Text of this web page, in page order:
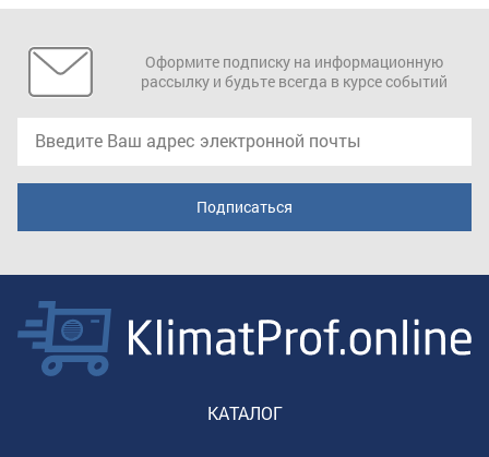
Оформите подписку на информационную
рассылку и будьте всегда в курсе событий
КАТАЛОГ